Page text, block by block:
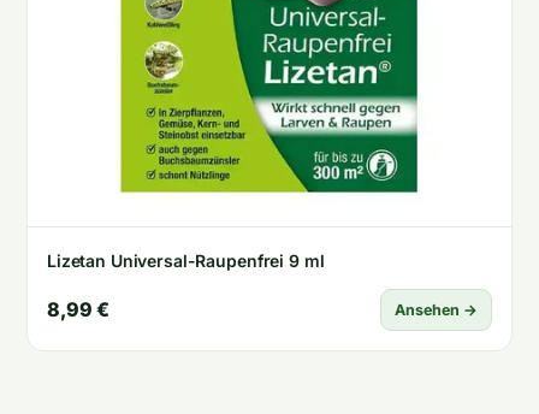
Lizetan Universal-Raupenfrei 9 ml
8,99 € Ansehen →